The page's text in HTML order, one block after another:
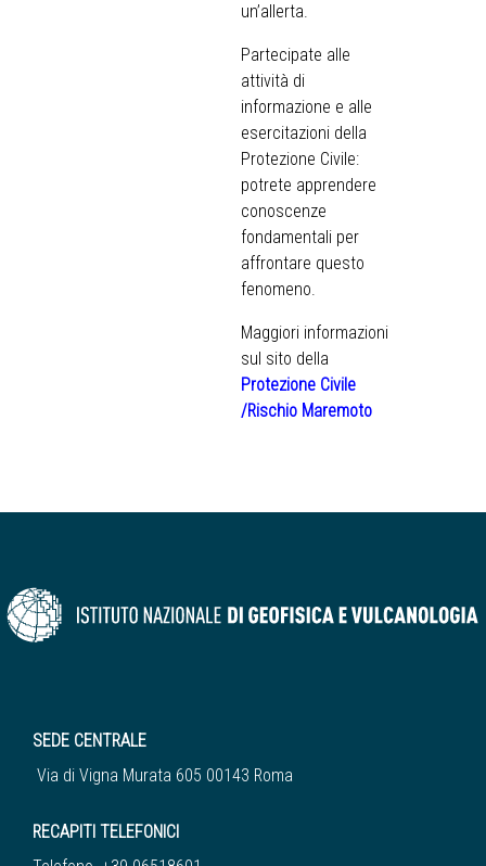
un’allerta.
Partecipate alle
attività di
informazione e alle
esercitazioni della
Protezione Civile:
potrete apprendere
conoscenze
fondamentali per
affrontare questo
fenomeno.
Maggiori informazioni
sul sito della
Protezione Civile
/Rischio Maremoto
SEDE CENTRALE
Via di Vigna Murata 605 00143 Roma
RECAPITI TELEFONICI